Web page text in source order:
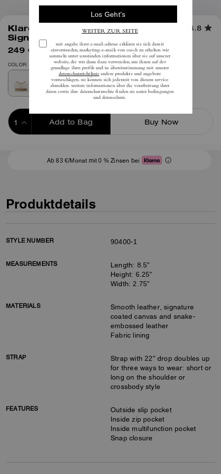
Klare Crossbodybag Aus
Signature-Canvas Mit Nieten
4.8
249 € 595 €(58%)inkl. MwSt.
COLOR: Gold/Helles Khaki Multi
Add to Bag Buy Now
Ab 83 €/Monat mit 0 % Zinsen bei
Produktdetails
STYLE NUMBER 90400-1
MEASUREMENTS
Length: 8.5"
Height: 6.25"
Width: 2.75"
MATERIALS
Smooth leather, signature
coated canvas and snake-
embossed leather
Fabric lining
STRAP
Strap with 22" drop doubles up
for three ways to wear: short or
long on the shoulder or
crossbody style
FEATURES
Outside slip pocket
Inside zip pocket
Inside multifunction pocket
Snap closure